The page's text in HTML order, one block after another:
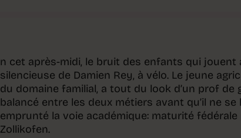
n cet après-midi, le bruit des enfants qui jouent
silencieuse de Damien Rey, à vélo. Le jeune
du domaine familial, a tout du look d’un prof
balancé entre les deux métiers avant qu’il ne se
emprunté la voie académique: maturité fédérale
Zollikofen.